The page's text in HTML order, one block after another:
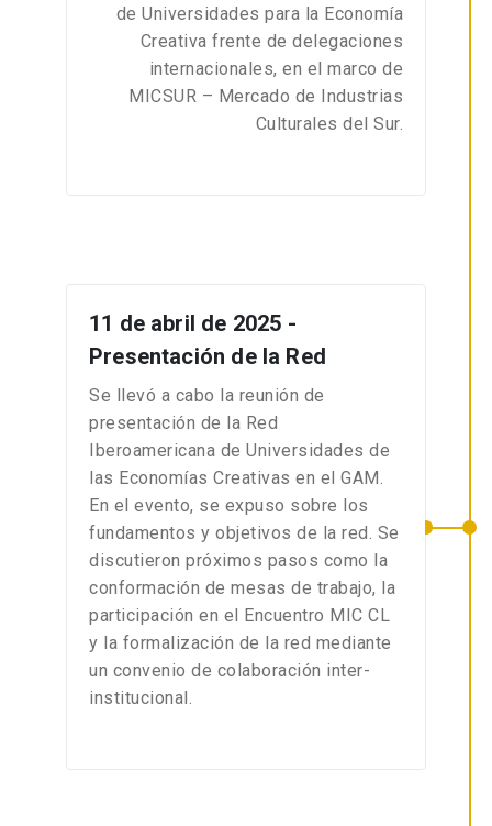
de Universidades para la Economía
Creativa frente de delegaciones
internacionales, en el marco de
MICSUR – Mercado de Industrias
Culturales del Sur.
11 de abril de 2025 -
Presentación de la Red
Se llevó a cabo la reunión de
presentación de la Red
Iberoamericana de Universidades de
las Economías Creativas en el GAM.
En el evento, se expuso sobre los
fundamentos y objetivos de la red. Se
discutieron próximos pasos como la
conformación de mesas de trabajo, la
participación en el Encuentro MIC CL
y la formalización de la red mediante
un convenio de colaboración inter-
institucional.